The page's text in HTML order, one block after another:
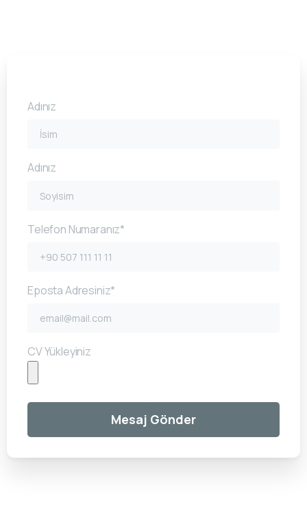
Adınız
Adınız
Telefon Numaranız*
Eposta Adresiniz*
CV Yükleyiniz